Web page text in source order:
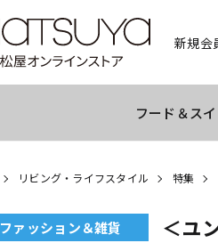
新規会
フード＆ス
リビング・ライフスタイル 特集
ファッション＆雑貨 ＜ユ